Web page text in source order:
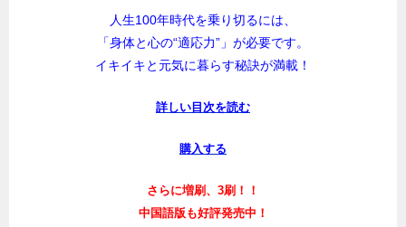
人生100年時代を乗り切るには、
「身体と心の“適応力”」が必要です。
イキイキと元気に暮らす秘訣が満載！
詳しい目次を読む
購入する
さらに増刷、3刷！！
中国語版も好評発売中！